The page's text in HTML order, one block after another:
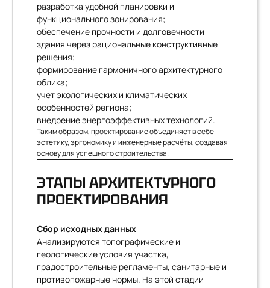
разработка удобной планировки и
функционального зонирования;
обеспечение прочности и долговечности
здания через рациональные конструктивные
решения;
формирование гармоничного архитектурного
облика;
учет экологических и климатических
особенностей региона;
внедрение энергоэффективных технологий.
Таким образом, проектирование объединяет в себе
эстетику, эргономику и инженерные расчёты, создавая
основу для успешного строительства.
ЭТАПЫ АРХИТЕКТУРНОГО
ПРОЕКТИРОВАНИЯ
Сбор исходных данных
Анализируются топографические и
геологические условия участка,
градостроительные регламенты, санитарные и
противопожарные нормы. На этой стадии